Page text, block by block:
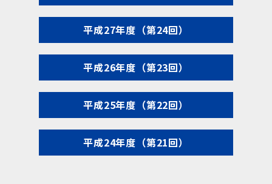
平成27年度（第24回）
平成26年度（第23回）
平成25年度（第22回）
平成24年度（第21回）